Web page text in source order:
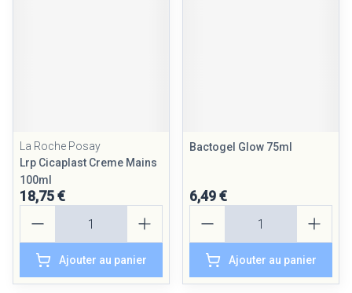
La Roche Posay
Lrp Cicaplast Creme Mains
100ml
18,75 €
Ajouter au panier
Bactogel Glow 75ml
6,49 €
Ajouter au panier